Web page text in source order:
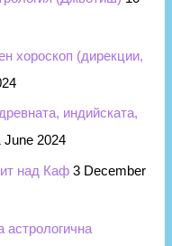
хороскоп (дирекции,
индийската,
June 2024
над Каф 3 December
астрологична